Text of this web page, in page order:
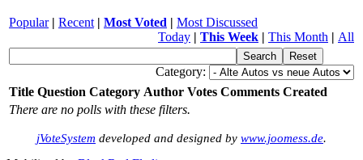
Popular| Recent | Most Voted | Most Discussed
Today | This Week | This Month | All
Category:
Title Question Category Author Votes Comments Created
There are no polls with these filters.
jVoteSystem developed and designed by www.joomess.de.